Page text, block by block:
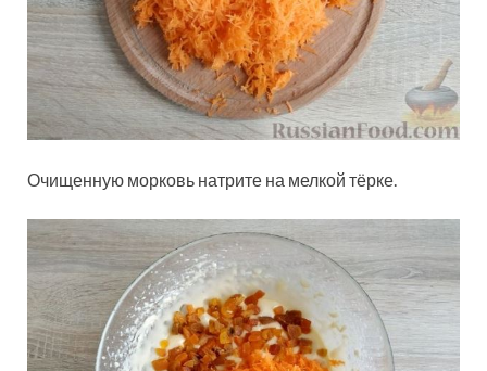
Очищенную морковь натрите на мелкой тёрке.